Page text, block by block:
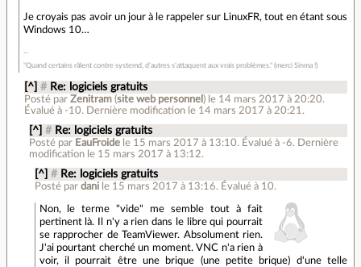
Je croyais pas avoir un jour à le rappeler sur LinuxFR, tout en étant sous
Windows 10…
"Quand certains râlent contre systemd, d'autres s'attaquent aux vrais problèmes." (merci Sinma !)
[^] # Re: logiciels gratuits
Posté par Zenitram(site web personnel ) le 14 mars 2017 à 20:20.
Évalué à -10. Dernière modification le 14 mars 2017 à 20:21.
[^] # Re: logiciels gratuits
Posté par EauFroide le 15 mars 2017 à 13:10. Évalué à -6. Dernière
modification le 15 mars 2017 à 13:12.
[^] # Re: logiciels gratuits
Posté par dani le 15 mars 2017 à 13:16. Évalué à 10.
Non, le terme "vide" me semble tout à fait
pertinent là. Il n'y a rien dans le libre qui pourrait
se rapprocher de TeamViewer. Absolument rien.
J'ai pourtant cherché un moment. VNC n'a rien à
voir, il pourrait être une brique (une petite brique) d'une telle